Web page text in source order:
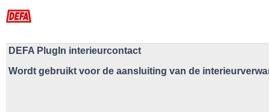
DEFA PlugIn interieurcontact
Wordt gebruikt voor de aansluiting van de